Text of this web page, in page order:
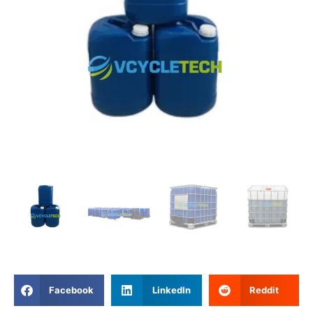
Facebook LinkedIn Reddit